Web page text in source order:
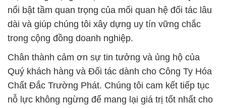
nổi bật tầm quan trọng của mối quan hệ đối tác lâu
dài và giúp chúng tôi xây dựng uy tín vững chắc
trong cộng đồng doanh nghiệp.
Chân thành cảm ơn sự tin tưởng và ủng hộ của
Quý khách hàng và Đối tác dành cho Công Ty Hóa
Chất Đắc Trường Phát. Chúng tôi cam kết tiếp tục
nỗ lực không ngừng để mang lại giá trị tốt nhất cho